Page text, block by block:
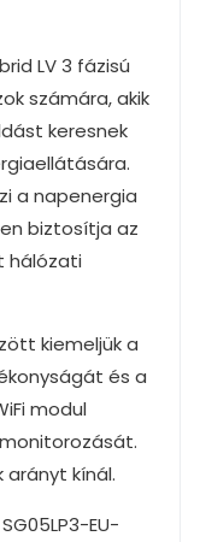
LV 3 fázisú
számára, akik
keresnek
a napenergia
biztosítja az
hálózati
kiemeljük a
és a
modul
arányt kínál.
EU-